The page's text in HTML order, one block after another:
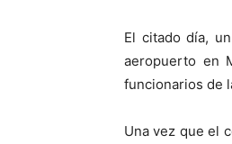
El citado día,
aeropuerto en
funcionarios de
Una vez que el